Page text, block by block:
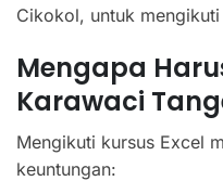
Cikokol, untuk
Mengapa
Karawaci
Mengikuti kursus Excel
keuntungan: